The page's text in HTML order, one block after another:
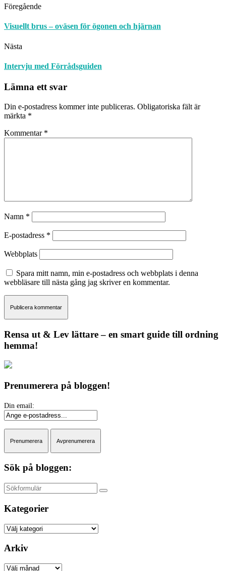
Föregående
Visuellt brus – oväsen för ögonen och hjärnan
Nästa
Intervju med Förrådsguiden
Lämna ett svar
Din e-postadress kommer inte publiceras. Obligatoriska fält är
märkta *
Kommentar *
Namn *
E-postadress *
Webbplats
Spara mitt namn, min e-postadress och webbplats i denna
webbläsare till nästa gång jag skriver en kommentar.
Rensa ut & Lev lättare – en smart guide till ordning
hemma!
Prenumerera på bloggen!
Sök på bloggen:
Sök
Kategorier
Kategorier
Arkiv
Arkiv